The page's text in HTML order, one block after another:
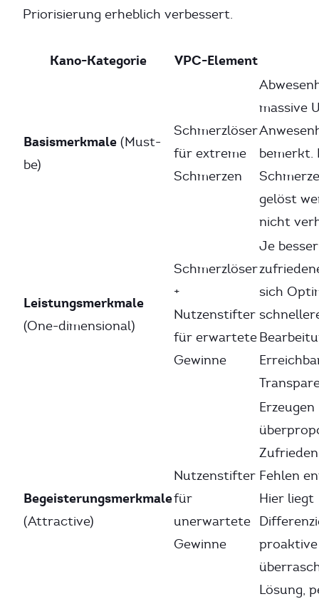
Priorisierung erheblich verbessert.
Kano-Kategorie VPC-Element
Basismerkmale (Must-
be)
Schmerzlöser
für extreme
Schmerzen
massive
bemerkt.
gelöst
nicht
Leistungsmerkmale
(One-dimensional)
Schmerzlöser
+
Nutzenstifter
für erwartete
Gewinne
Je
sich
Begeisterungsmerkmale
(Attractive)
Nutzenstifter
für
unerwartete
Gewinne
Erzeugen
Fehlen
Hier liegt
proaktive
Lösung,